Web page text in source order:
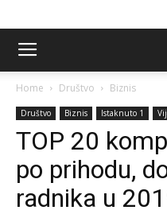
Home Društvo Biznis
Društvo Biznis Istaknuto 1
TOP 20
po prihodu,
radnika u